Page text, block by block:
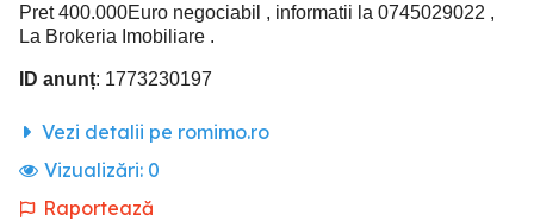
Pret 400.000Euro negociabil , informatii la 0745029022 ,
La Brokeria Imobiliare .
ID anunț: 1773230197
Vezi detalii pe romimo.ro
Vizualizări: 0
Raportează